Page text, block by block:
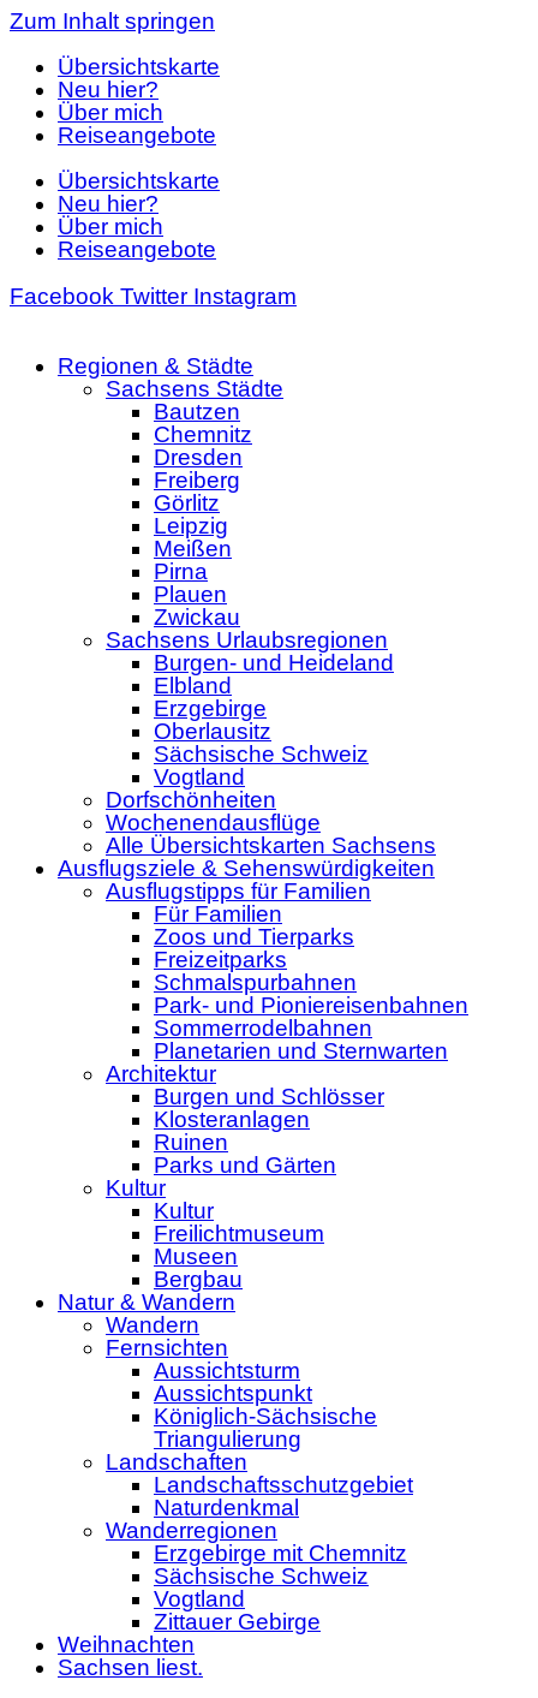
Zum Inhalt springen
Übersichtskarte
Neu hier?
Über mich
Reiseangebote
Übersichtskarte
Neu hier?
Über mich
Reiseangebote
Facebook Twitter Instagram
Regionen & Städte
Sachsens Städte
Bautzen
Chemnitz
Dresden
Freiberg
Görlitz
Leipzig
Meißen
Pirna
Plauen
Zwickau
Sachsens Urlaubsregionen
Burgen- und Heideland
Elbland
Erzgebirge
Oberlausitz
Sächsische Schweiz
Vogtland
Dorfschönheiten
Wochenendausflüge
Alle Übersichtskarten Sachsens
Ausflugsziele & Sehenswürdigkeiten
Ausflugstipps für Familien
Für Familien
Zoos und Tierparks
Freizeitparks
Schmalspurbahnen
Park- und Pioniereisenbahnen
Sommerrodelbahnen
Planetarien und Sternwarten
Architektur
Burgen und Schlösser
Klosteranlagen
Ruinen
Parks und Gärten
Kultur
Kultur
Freilichtmuseum
Museen
Bergbau
Natur & Wandern
Wandern
Fernsichten
Aussichtsturm
Aussichtspunkt
Königlich-Sächsische
Triangulierung
Landschaften
Landschaftsschutzgebiet
Naturdenkmal
Wanderregionen
Erzgebirge mit Chemnitz
Sächsische Schweiz
Vogtland
Zittauer Gebirge
Weihnachten
Sachsen liest.